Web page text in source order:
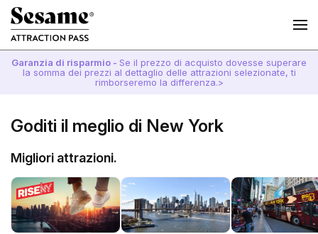
Garanzia di risparmio - Se il prezzo di acquisto dovesse superare
la somma dei prezzi al dettaglio delle attrazioni selezionate, ti
rimborseremo la differenza.>
Goditi il meglio di New York
Migliori attrazioni.